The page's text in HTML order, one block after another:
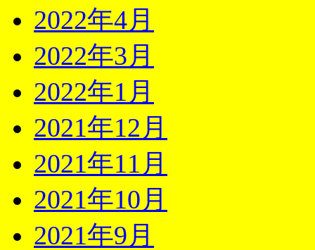
2022年4月
2022年3月
2022年1月
2021年12月
2021年11月
2021年10月
2021年9月